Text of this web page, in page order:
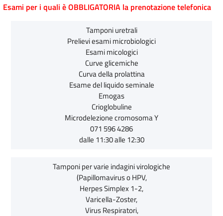
Esami per i quali è OBBLIGATORIA la prenotazione telefonica
Tamponi uretrali
Prelievi esami microbiologici
Esami micologici
Curve glicemiche
Curva della prolattina
Esame del liquido seminale
Emogas
Crioglobuline
Microdelezione cromosoma Y
071 596 4286
dalle 11:30 alle 12:30
Tamponi per varie indagini virologiche
(Papillomavirus o HPV,
Herpes Simplex 1-2,
Varicella-Zoster,
Virus Respiratori,